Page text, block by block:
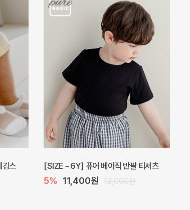
프로리 뷔스티에 미니 아기 원피스
20% 20,800원 26,000원